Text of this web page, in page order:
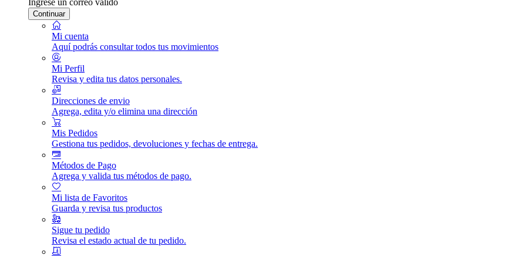
Continuar
Mi cuenta
Aquí podrás consultar todos tus movimientos
Mi Perfil
Revisa y edita tus datos personales.
Direcciones de envio
Agrega, edita y/o elimina una dirección
Mis Pedidos
Gestiona tus pedidos, devoluciones y fechas de entrega.
Métodos de Pago
Agrega y valida tus métodos de pago.
Mi lista de Favoritos
Guarda y revisa tus productos
Sigue tu pedido
Revisa el estado actual de tu pedido.